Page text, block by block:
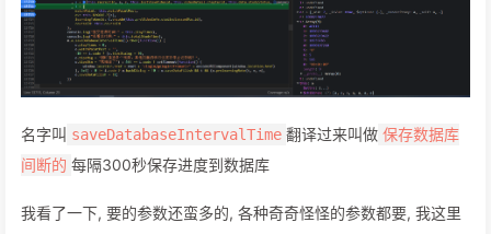
名字叫 saveDatabaseIntervalTime 翻译过来叫做 保存数据库
间断的 每隔300秒保存进度到数据库
我看了一下, 要的参数还蛮多的, 各种奇奇怪怪的参数都要, 我这里